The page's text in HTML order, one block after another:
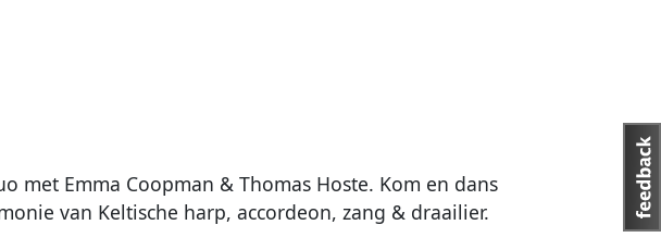
met Emma Coopman & Thomas Hoste. Kom en dans
van Keltische harp, accordeon, zang & draailier.